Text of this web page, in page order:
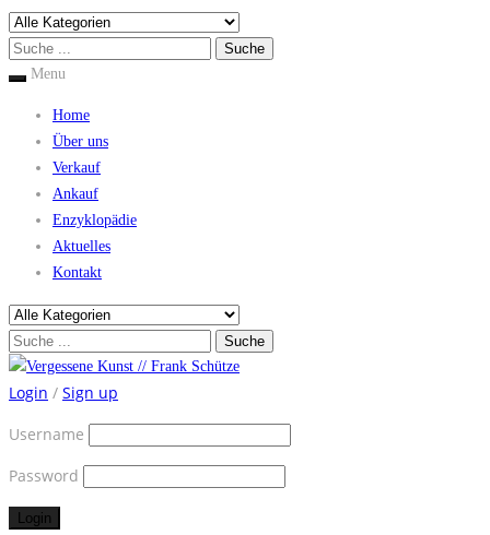
Menu
Home
Über uns
Verkauf
Ankauf
Enzyklopädie
Aktuelles
Kontakt
Login / Sign up
Username
Password